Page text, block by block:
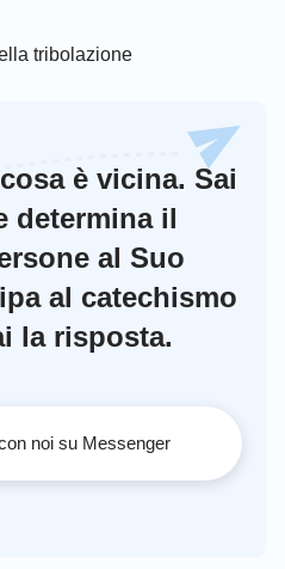
tribolazione
è vicina. Sai
determina il
al Suo
al catechismo
la risposta.
noi su Messenger